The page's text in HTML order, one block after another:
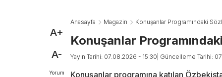
A+
A-
Yorum
Anasayfa Magazin Konuşanlar Programındaki
Konuşanlar
Yayın Tarihi: 07.08.2026 - 15:30 | Güncelleme Tarihi:
Konuşanlar programına katılan